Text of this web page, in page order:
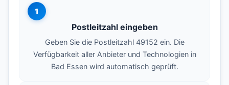
1
Postleitzahl eingeben
Geben Sie die Postleitzahl 49152 ein. Die
Verfügbarkeit aller Anbieter und Technologien in
Bad Essen wird automatisch geprüft.